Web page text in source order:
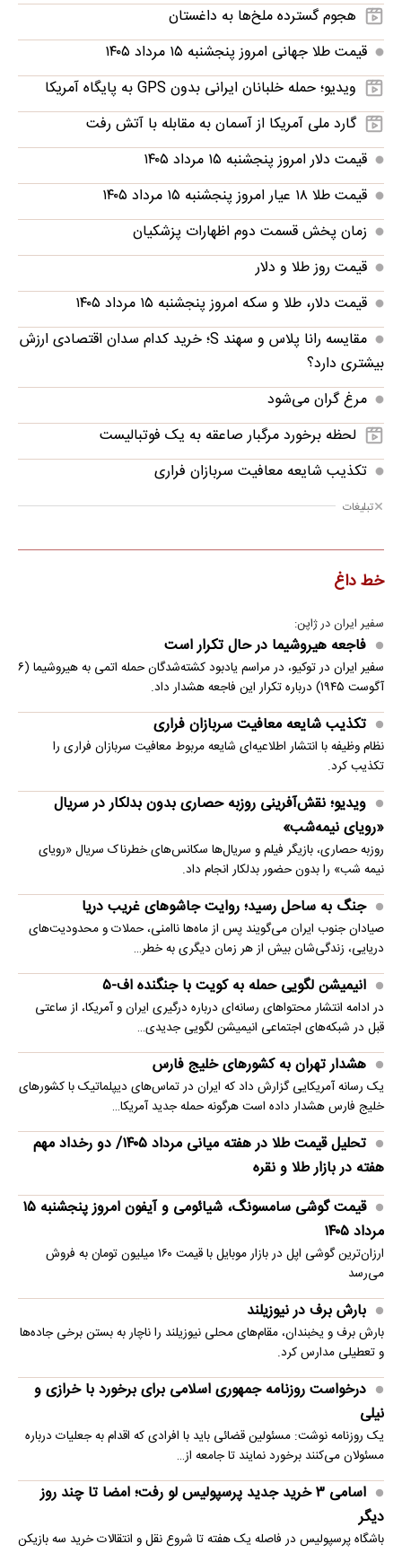
هجوم گسترده ملخ‌ها به داغستان
قیمت طلا جهانی امروز پنجشنبه ۱۵ مرداد ۱۴۰۵
ویدیو؛ حمله خلبانان ایرانی بدون GPS به پایگاه آمریکا
گارد ملی آمریکا از آسمان به مقابله با آتش رفت
قیمت دلار امروز پنجشنبه ۱۵ مرداد ۱۴۰۵
قیمت طلا ۱۸ عیار امروز پنجشنبه ۱۵ مرداد ۱۴۰۵
زمان پخش قسمت دوم اظهارات پزشکیان
قیمت روز طلا و دلار
قیمت دلار، طلا و سکه امروز پنجشنبه ۱۵ مرداد ۱۴۰۵
مقایسه رانا پلاس و سهند S؛ خرید کدام سدان اقتصادی ارزش
بیشتری دارد؟
مرغ گران می‌شود
لحظه برخورد مرگبار صاعقه به یک فوتبالیست
تکذیب شایعه معافیت سربازان فراری
تبلیغات
خط داغ
سفیر ایران در ژاپن:
فاجعه هیروشیما در حال تکرار است
سفیر ایران در توکیو، در مراسم یادبود کشته‌شدگان حمله اتمی به هیروشیما (۶
آگوست ۱۹۴۵) درباره تکرار این فاجعه هشدار داد.
تکذیب شایعه معافیت سربازان فراری
نظام وظیفه با انتشار اطلاعیه‌ای شایعه مربوط معافیت سربازان فراری را
تکذیب کرد.
ویدیو؛ نقش‌آفرینی روزبه حصاری بدون بدلکار در سریال
«رویای نیمه‌شب»
روزبه حصاری، بازیگر فیلم و سریال‌ها سکانس‌های خطرناک سریال «رویای
نیمه شب» را بدون حضور بدلکار انجام داد.
جنگ به ساحل رسید؛ روایت جاشوهای غریب دریا
صیادان جنوب ایران می‌گویند پس از ماه‌ها ناامنی، حملات و محدودیت‌های
دریایی، زندگی‌شان بیش از هر زمان دیگری به خطر…
انیمیشن لگویی حمله به کویت با جنگنده اف-۵
در ادامه انتشار محتواهای رسانه‌ای درباره درگیری ایران و آمریکا، از ساعتی
قبل در شبکه‌های اجتماعی انیمیشن لگویی جدیدی…
هشدار تهران به کشورهای خلیج فارس
یک رسانه آمریکایی گزارش داد که ایران در تماس‌های دیپلماتیک با کشورهای
خلیج فارس هشدار داده است هرگونه حمله جدید آمریکا…
تحلیل قیمت طلا در هفته میانی مرداد ۱۴۰۵/ دو رخداد مهم
هفته در بازار طلا و نقره
قیمت گوشی سامسونگ، شیائومی و آیفون امروز پنجشنبه ۱۵
مرداد ۱۴۰۵
ارزان‌ترین گوشی اپل در بازار موبایل با قیمت ۱۶۰ میلیون تومان به فروش
می‌رسد
بارش برف در نیوزیلند
بارش برف و یخبندان، مقام‌های محلی نیوزیلند را ناچار به بستن برخی جاده‌ها
و تعطیلی مدارس کرد.
درخواست روزنامه جمهوری اسلامی برای برخورد با خرازی و
نیلی
یک روزنامه نوشت: مسئولین قضائی باید با افرادی که اقدام به جعلیات درباره
مسئولان می‌کنند برخورد نمایند تا جامعه از…
اسامی ۳ خرید جدید پرسپولیس لو رفت؛ امضا تا چند روز
دیگر
باشگاه پرسپولیس در فاصله یک هفته تا شروع نقل و انتقالات خرید سه بازیکن